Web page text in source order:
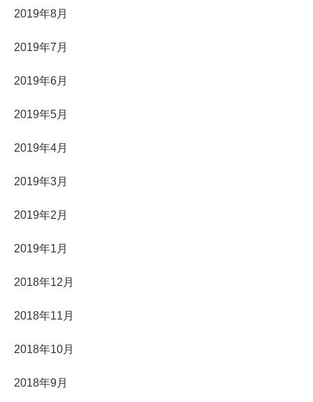
2019年8月
2019年7月
2019年6月
2019年5月
2019年4月
2019年3月
2019年2月
2019年1月
2018年12月
2018年11月
2018年10月
2018年9月